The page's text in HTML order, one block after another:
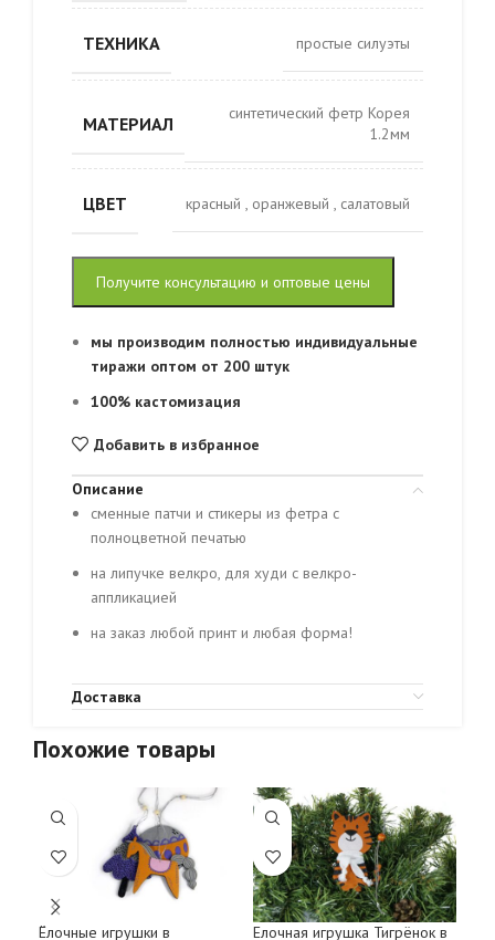
ТЕХНИКА простые силуэты
МАТЕРИАЛ
синтетический фетр Корея
1.2мм
ЦВЕТ красный , оранжевый , салатовый
Получите консультацию и оптовые цены
мы производим полностью индивидуальные
тиражи оптом от 200 штук
100% кастомизация
Добавить в избранное
Описание
сменные патчи и стикеры из фетра с
полноцветной печатью
на липучке велкро, для худи с велкро-
аппликацией
на заказ любой принт и любая форма!
Доставка
Похожие товары
Ёлочные игрушки в
Елочная игрушка Тигрёнок в